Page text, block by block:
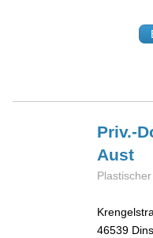
Priv.-
Aust
46539